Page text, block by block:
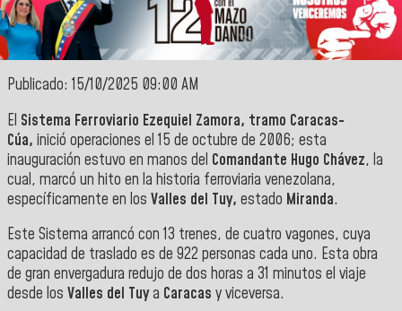
Publicado: 15/10/2025 09:00 AM
El Sistema Ferroviario Ezequiel Zamora, tramo Caracas-
Cúa, inició operaciones el 15 de octubre de 2006; esta
inauguración estuvo en manos del Comandante Hugo Chávez, la
cual, marcó un hito en la historia ferroviaria venezolana,
específicamente en los Valles del Tuy, estado Miranda.
Este Sistema arrancó con 13 trenes, de cuatro vagones, cuya
capacidad de traslado es de 922 personas cada uno. Esta obra
de gran envergadura redujo de dos horas a 31 minutos el viaje
desde los Valles del Tuya Caracas y viceversa.